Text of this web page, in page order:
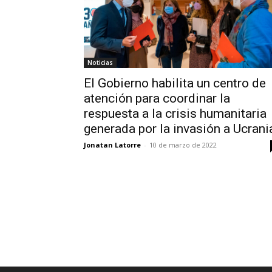
Noticias
El Gobierno habilita un centro de
atención para coordinar la
respuesta a la crisis humanitaria
generada por la invasión a
Jonatan Latorre - 10 de marzo de 2022